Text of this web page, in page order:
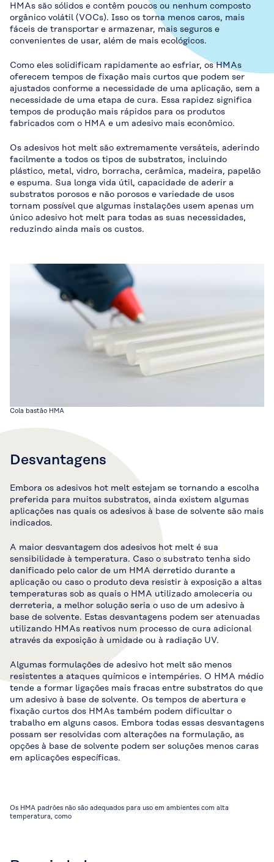
HMAs são sólidos e contêm poucos ou nenhum composto
orgânico volátil (VOCs). Isso os torna menos caros, mais
fáceis de transportar e armazenar, mais seguros e
convenientes de usar, além de mais ecológicos.
Como eles solidificam rapidamente ao esfriar, os HMAs
oferecem tempos de fixação mais curtos que podem ser
ajustados conforme a necessidade de uma aplicação, sem a
necessidade de uma etapa de cura. Essa rapidez significa
tempos de produção mais rápidos para os produtos
fabricados com o HMA e um adesivo mais econômico.
Os adesivos hot melt são extremamente versáteis, aderindo
facilmente a todos os tipos de substratos, incluindo
plástico, metal, vidro, borracha, cerâmica, madeira, papelão
e espuma. Sua longa vida útil, capacidade de aderir a
substratos porosos e não porosos e variedade de usos
tornam possível que algumas instalações usem apenas um
único adesivo hot melt para todas as suas necessidades,
reduzindo ainda mais os custos.
Cola bastão HMA
Desvantagens
Embora os adesivos hot melt estejam se tornando a escolha
preferida para muitos substratos, ainda existem algumas
aplicações nas quais os adesivos à base de solvente são mais
indicados.
A maior desvantagem dos adesivos hot melt é sua
sensibilidade à temperatura. Caso o substrato tenha sido
danificado pelo calor de um HMA derretido durante a
aplicação ou caso o produto deva resistir à exposição a altas
temperaturas sob as quais o HMA utilizado amoleceria ou
derreteria, a melhor solução seria o uso de um adesivo à
base de solvente. Estas desvantagens podem ser atenuadas
utilizando HMAs reativos num processo de cura adicional
através da exposição à umidade ou à radiação UV.
Algumas formulações de adesivo hot melt são menos
resistentes a ataques químicos e intempéries. O HMA médio
tende a formar ligações mais fracas entre substratos do que
um adesivo à base de solvente. Os tempos de abertura e
fixação curtos dos HMAs também podem dificultar o
trabalho em alguns casos. Embora todas essas desvantagens
possam ser resolvidas com alterações na formulação, as
opções à base de solvente podem ser soluções menos caras
em aplicações específicas.
Os HMA padrões não são adequados para uso em ambientes com alta
temperatura, como